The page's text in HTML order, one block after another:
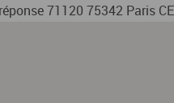
71120 75342 Paris